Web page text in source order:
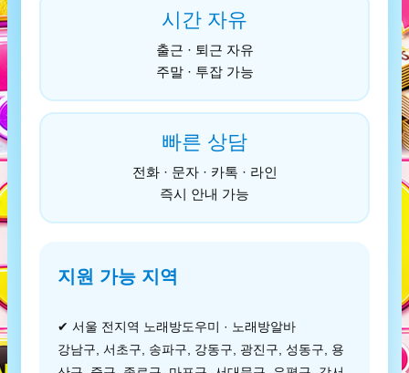
시간 자유
출근 · 퇴근 자유
주말 · 투잡 가능
빠른 상담
전화 · 문자 · 카톡 · 라인
즉시 안내 가능
지원 가능 지역
✔ 서울 전지역 노래방도우미 · 노래방알바
강남구, 서초구, 송파구, 강동구, 광진구, 성동구, 용